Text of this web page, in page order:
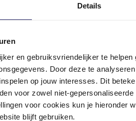
Details
en gebruiksvriendelijker te
Door deze te
op jouw interesses. Dit
voor zowel niet-
voor cookies kun je hieronder
blijft gebruiken.
deals in je inbox
Meld je aan